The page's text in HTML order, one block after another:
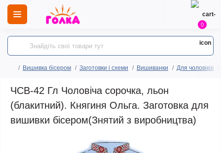
0
Вишивка бісером Заготовки і схеми Вишиванки Для чоловіків
ЧСВ-42 Гл Чоловіча сорочка, льон
(блакитний). Княгиня Ольга. Заготовка для
вишивки бісером(Знятий з виробництва)